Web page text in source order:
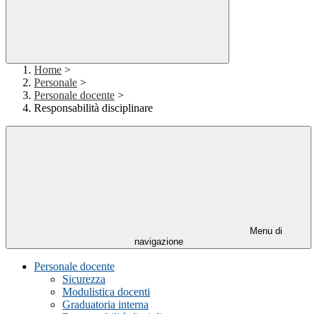
Home >
Personale >
Personale docente >
Responsabilità disciplinare
Menu di
navigazione
Personale docente
Sicurezza
Modulistica docenti
Graduatoria interna